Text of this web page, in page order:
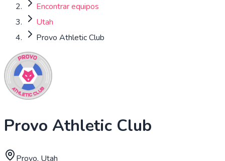
Encontrar equipos
Utah
Provo Athletic Club
Provo Athletic Club
Provo, Utah